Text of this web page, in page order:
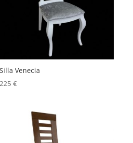
Silla Venecia
225€